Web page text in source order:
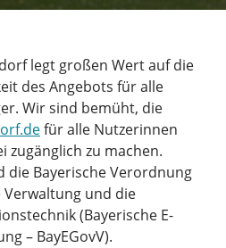
legt großen Wert auf die
des Angebots für alle
Wir sind bemüht, die
für alle Nutzerinnen
zu machen.
die Bayerische Verordnung
und die
(Bayerische E-
– BayEGovV).